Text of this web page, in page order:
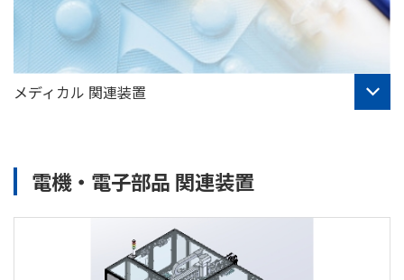
メディカル 関連装置
電機・電子部品 関連装置